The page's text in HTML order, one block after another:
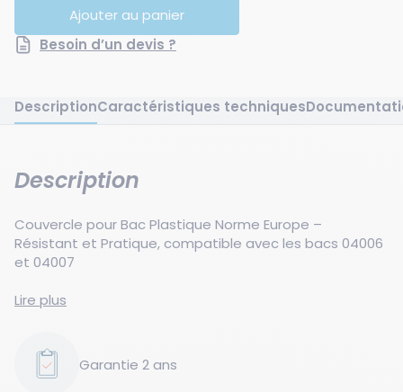
Ajouter au panier
Besoin d’un devis ?
DescriptionCaractéristiques techniques
Description
Couvercle pour Bac Plastique Norme Europe –
Résistant et Pratique, compatible avec les bacs 04006
et 04007
Ce couvercle norme Eur est conçu pour s'adapter
résistance thermique, supportant des températures
de -5°C à +80°C. Il garantit une protection optimale
Lire plus
Garantie 2 ans